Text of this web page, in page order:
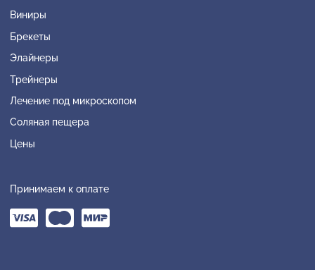
Виниры
Брекеты
Элайнеры
Трейнеры
Лечение под микроскопом
Соляная пещера
Цены
Принимаем к оплате